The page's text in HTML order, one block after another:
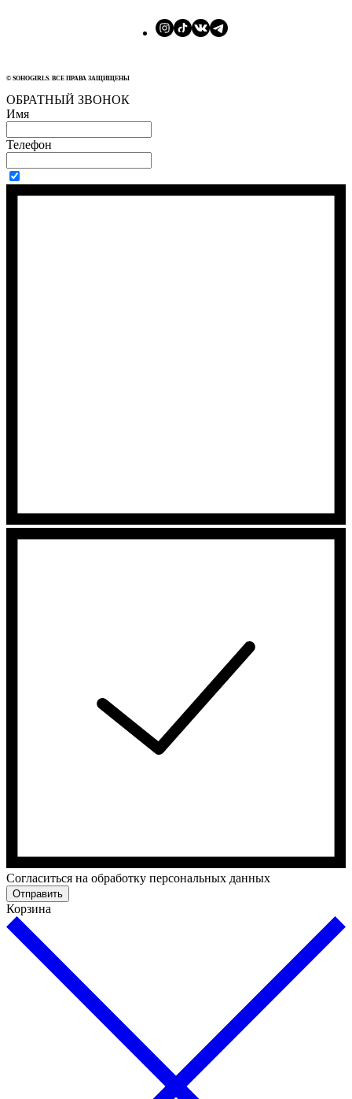
© SOHOGIRLS. ВСЕ ПРАВА ЗАЩИЩЕНЫ
ОБРАТНЫЙ ЗВОНОК
Имя
Телефон
Согласиться на обработку персональных данных
Отправить
Корзина